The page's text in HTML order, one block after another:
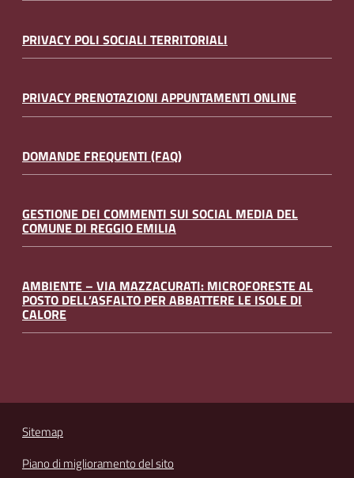
PRIVACY POLI SOCIALI TERRITORIALI
PRIVACY PRENOTAZIONI APPUNTAMENTI ONLINE
DOMANDE FREQUENTI (FAQ)
GESTIONE DEI COMMENTI SUI SOCIAL MEDIA DEL
COMUNE DI REGGIO EMILIA
AMBIENTE – VIA MAZZACURATI: MICROFORESTE AL
POSTO DELL’ASFALTO PER ABBATTERE LE ISOLE DI
CALORE
Sitemap
Piano di miglioramento del sito